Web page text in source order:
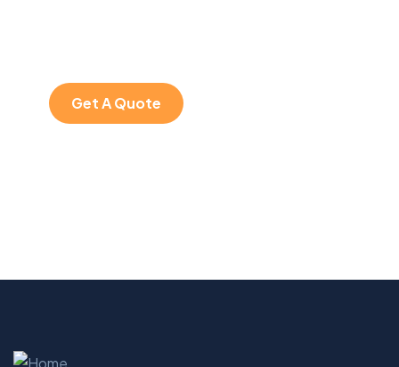
Get A Quote